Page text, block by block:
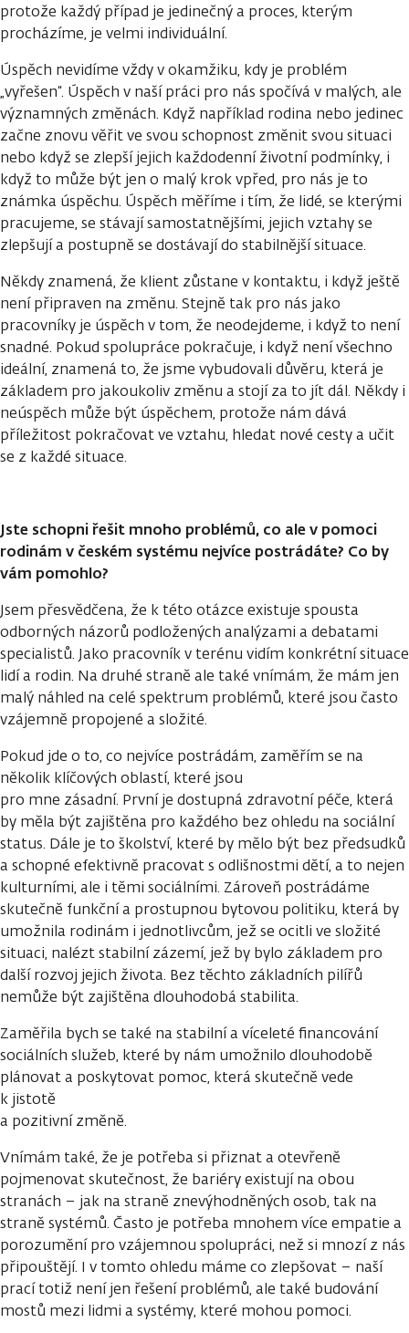
protože každý případ je jedinečný a proces, kterým
procházíme, je velmi individuální.
Úspěch nevidíme vždy v okamžiku, kdy je problém
„vyřešen“. Úspěch v naší práci pro nás spočívá v malých, ale
významných změnách. Když například rodina nebo jedinec
začne znovu věřit ve svou schopnost změnit svou situaci
nebo když se zlepší jejich každodenní životní podmínky, i
když to může být jen o malý krok vpřed, pro nás je to
známka úspěchu. Úspěch měříme i tím, že lidé, se kterými
pracujeme, se stávají samostatnějšími, jejich vztahy se
zlepšují a postupně se dostávají do stabilnější situace.
Někdy znamená, že klient zůstane v kontaktu, i když ještě
není připraven na změnu. Stejně tak pro nás jako
pracovníky je úspěch v tom, že neodejdeme, i když to není
snadné. Pokud spolupráce pokračuje, i když není všechno
ideální, znamená to, že jsme vybudovali důvěru, která je
základem pro jakoukoliv změnu a stojí za to jít dál. Někdy i
neúspěch může být úspěchem, protože nám dává
příležitost pokračovat ve vztahu, hledat nové cesty a učit
se z každé situace.
Jste schopni řešit mnoho problémů, co ale v pomoci
rodinám v českém systému nejvíce postrádáte? Co by
vám pomohlo?
Jsem přesvědčena, že k této otázce existuje spousta
odborných názorů podložených analýzami a debatami
specialistů. Jako pracovník v terénu vidím konkrétní situace
lidí a rodin. Na druhé straně ale také vnímám, že mám jen
malý náhled na celé spektrum problémů, které jsou často
vzájemně propojené a složité.
Pokud jde o to, co nejvíce postrádám, zaměřím se na
několik klíčových oblastí, které jsou
pro mne zásadní. První je dostupná zdravotní péče, která
by měla být zajištěna pro každého bez ohledu na sociální
status. Dále je to školství, které by mělo být bez předsudků
a schopné efektivně pracovat s odlišnostmi dětí, a to nejen
kulturními, ale i těmi sociálními. Zároveň postrádáme
skutečně funkční a prostupnou bytovou politiku, která by
umožnila rodinám i jednotlivcům, jež se ocitli ve složité
situaci, nalézt stabilní zázemí, jež by bylo základem pro
další rozvoj jejich života. Bez těchto základních pilířů
nemůže být zajištěna dlouhodobá stabilita.
Zaměřila bych se také na stabilní a víceleté financování
sociálních služeb, které by nám umožnilo dlouhodobě
plánovat a poskytovat pomoc, která skutečně vede
k jistotě
a pozitivní změně.
Vnímám také, že je potřeba si přiznat a otevřeně
pojmenovat skutečnost, že bariéry existují na obou
stranách – jak na straně znevýhodněných osob, tak na
straně systémů. Často je potřeba mnohem více empatie a
porozumění pro vzájemnou spolupráci, než si mnozí z nás
připouštějí. I v tomto ohledu máme co zlepšovat – naší
prací totiž není jen řešení problémů, ale také budování
mostů mezi lidmi a systémy, které mohou pomoci.